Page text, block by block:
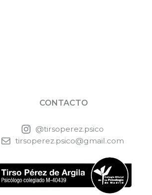
CONTACTO
@tirsoperez.psico
tirsoperez.psico@gmail.com